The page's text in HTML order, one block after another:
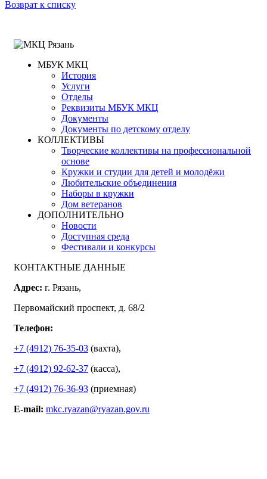
Возврат к списку
МБУК МКЦ
История
Услуги
Отделы
Реквизиты МБУК МКЦ
Документы
Документы по детскому отделу
КОЛЛЕКТИВЫ
Творческие коллективы на профессиональной
основе
Кружки и студии для детей и молодёжи
Любительские объединения
Наборы в кружки
Дом ветеранов
ДОПОЛНИТЕЛЬНО
Новости
Доступная среда
Фестивали и конкурсы
КОНТАКТНЫЕ ДАННЫЕ
Адрес: г. Рязань,
Первомайский проспект, д. 68/2
Телефон:
+7 (4912) 76-35-03 (вахта),
+7 (4912) 92-62-37 (касса),
+7 (4912) 76-36-93 (приемная)
E-mail: mkc.ryazan@ryazan.gov.ru